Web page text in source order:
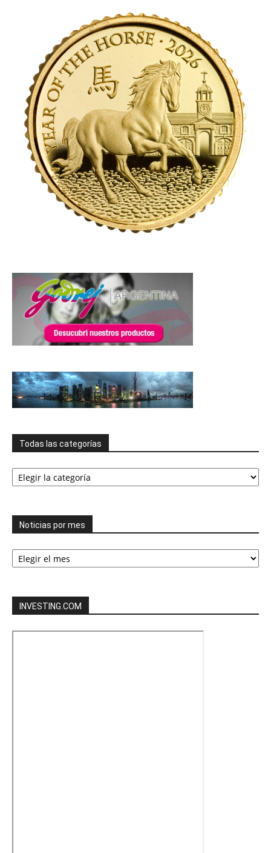
Todas las categorías
Todas
las
Noticias por mes
Noticias
por
INVESTING.COM